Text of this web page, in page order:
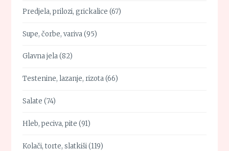
Predjela, prilozi, grickalice (67)
Supe, čorbe, variva(95)
Glavna jela(82)
Testenine, lazanje, rizota(66)
Salate (74)
Hleb, peciva, pite (91)
Kolači, torte, slatkiši(119)